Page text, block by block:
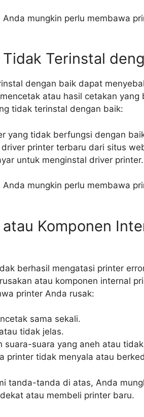
mungkin perlu membawa
Terinstal
dengan baik dapat
atau hasil cetakan yang
tidak terinstal dengan baik:
yang tidak berfungsi dengan
printer terbaru dari situs
untuk menginstal driver printer.
mungkin perlu membawa
Komponen
berhasil mengatasi printer
atau komponen internal
printer Anda rusak:
sama sekali.
tidak jelas.
suara-suara yang aneh atau
printer tidak menyala atau
tanda-tanda di atas, Anda
atau membeli printer baru.